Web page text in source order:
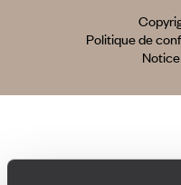
Politique de